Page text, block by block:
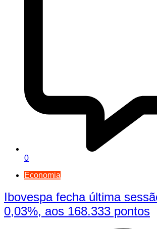
0
Economia
Ibovespa fecha última
0,03%, aos 168.333 pontos